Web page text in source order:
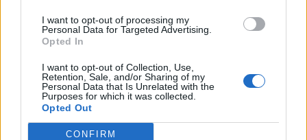
I want to opt-out of processing my
Personal Data for Targeted Advertising.
Opted In
I want to opt-out of Collection, Use,
Retention, Sale, and/or Sharing of my
Personal Data that Is Unrelated with the
Purposes for which it was collected.
Opted Out
CONFIRM